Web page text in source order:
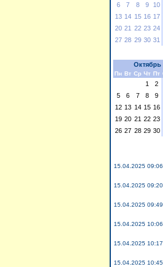
6
7 8 9 10
13 14 15 16 17
20 21 22 23 24
27 28 29 30 31
Октябрь
Пн Вт Ср Чт Пт
1 2
5
6 7 8 9
12 13 14 15 16
19 20 21 22 23
26 27 28 29 30
15.04.2025 09:06
15.04.2025 09:20
15.04.2025 09:49
15.04.2025 10:06
15.04.2025 10:17
15.04.2025 10:45